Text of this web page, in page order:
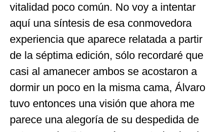
vitalidad poco común. No voy a intentar
aquí una síntesis de esa conmovedora
experiencia que aparece relatada a partir
de la séptima edición, sólo recordaré que
casi al amanecer ambos se acostaron a
dormir un poco en la misma cama, Álvaro
tuvo entonces una visión que ahora me
parece una alegoría de su despedida de